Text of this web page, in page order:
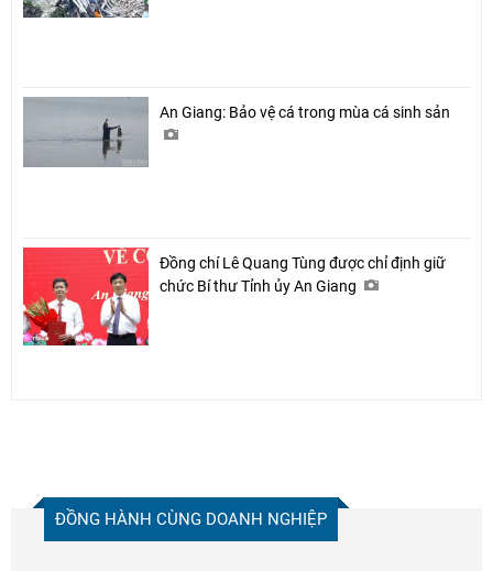
An Giang: Bảo vệ cá trong mùa cá sinh sản
Đồng chí Lê Quang Tùng được chỉ định giữ
chức Bí thư Tỉnh ủy An Giang
ĐỒNG HÀNH CÙNG DOANH NGHIỆP